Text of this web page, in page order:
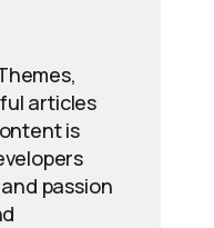
articles
is
passion